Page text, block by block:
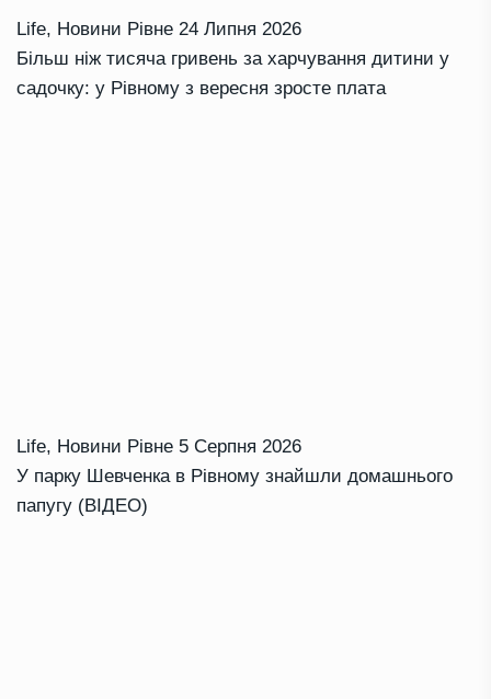
Life, Новини Рівне 24 Липня 2026
Більш ніж тисяча гривень за харчування дитини у
садочку: у Рівному з вересня зросте плата
Life, Новини Рівне 5 Серпня 2026
У парку Шевченка в Рівному знайшли домашнього
папугу (ВІДЕО)